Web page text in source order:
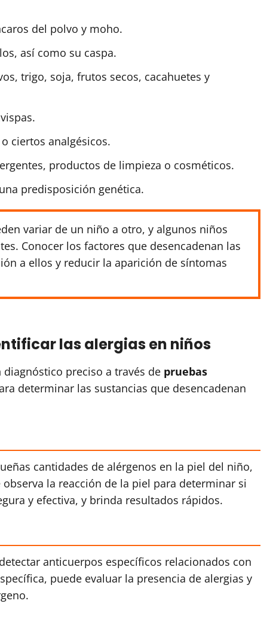
del polvo y moho.
así como su caspa.
trigo, soja, frutos secos, cacahuetes y
ciertos analgésicos.
productos de limpieza o cosméticos.
predisposición genética.
variar de un niño a otro, y algunos niños
Conocer los factores que desencadenan las
a ellos y reducir la aparición de síntomas
las alergias en niños
preciso a través de pruebas
determinar las sustancias que desencadenan
cantidades de alérgenos en la piel del niño,
la reacción de la piel para determinar si
y efectiva, y brinda resultados rápidos.
anticuerpos específicos relacionados con
puede evaluar la presencia de alergias y